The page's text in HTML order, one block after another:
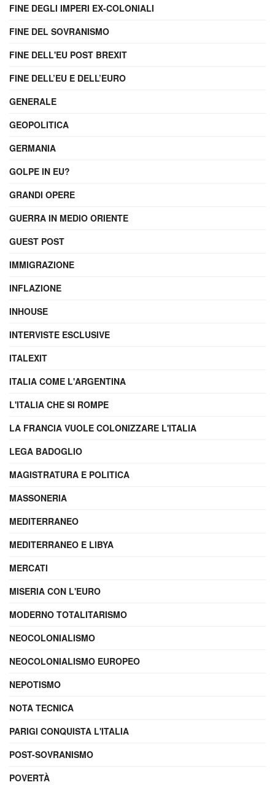
FINE DEGLI IMPERI EX-COLONIALI
FINE DEL SOVRANISMO
FINE DELL'EU POST BREXIT
FINE DELL’EU E DELL’EURO
GENERALE
GEOPOLITICA
GERMANIA
GOLPE IN EU?
GRANDI OPERE
GUERRA IN MEDIO ORIENTE
GUEST POST
IMMIGRAZIONE
INFLAZIONE
INHOUSE
INTERVISTE ESCLUSIVE
ITALEXIT
ITALIA COME L'ARGENTINA
L'ITALIA CHE SI ROMPE
LA FRANCIA VUOLE COLONIZZARE L'ITALIA
LEGA BADOGLIO
MAGISTRATURA E POLITICA
MASSONERIA
MEDITERRANEO
MEDITERRANEO E LIBYA
MERCATI
MISERIA CON L'EURO
MODERNO TOTALITARISMO
NEOCOLONIALISMO
NEOCOLONIALISMO EUROPEO
NEPOTISMO
NOTA TECNICA
PARIGI CONQUISTA L'ITALIA
POST-SOVRANISMO
POVERTÀ